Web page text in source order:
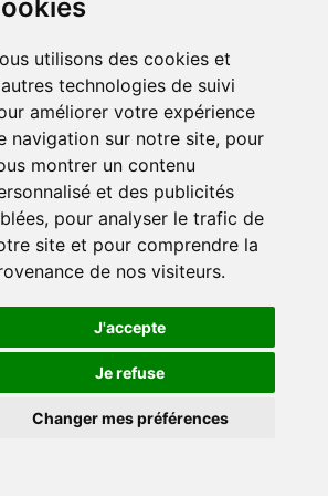
utilisons des cookies et
technologies de suivi
améliorer votre expérience
navigation sur notre site, pour
montrer un contenu
et des publicités
pour analyser le trafic de
site et pour comprendre la
de nos visiteurs.
J'accepte
Je refuse
Changer mes préférences
information)